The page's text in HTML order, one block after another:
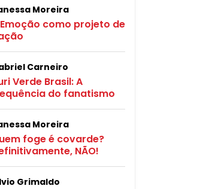
Moreira
como projeto de
Carneiro
Verde Brasil: A
do fanatismo
Moreira
foge é covarde?
NÃO!
Grimaldo